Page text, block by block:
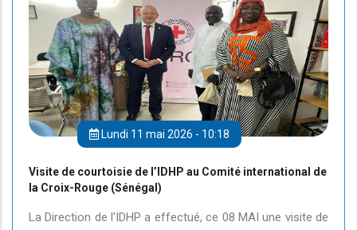
Lundi 11 mai 2026 - 10:18
Visite de courtoisie de l’IDHP au Comité international de
la Croix-Rouge (Sénégal)
La Direction de l'IDHP a effectué, ce 08 MAI une visite de